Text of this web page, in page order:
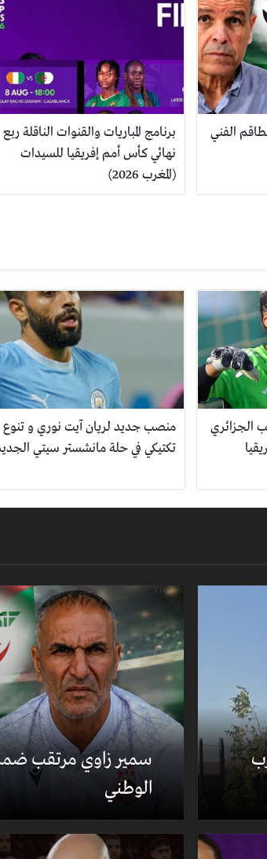
الفني
برنامج المباريات والقنوات الناقلة ربع
نهائي كأس أمم إفريقيا للسيدات
(المغرب 2026)
الجزائري
منصب جديد لريان آيت نوري و تنوع
تكتيكي في حلة مانشستر سيتي
سمير زاوي مرتقب
الوطني